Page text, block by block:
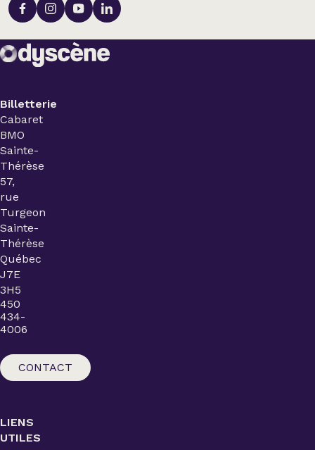
Billetterie
Cabaret
BMO
Sainte-
Thérèse
57,
rue
Turgeon
Sainte-
Thérèse
Québec
J7E
3H5
450
434-
4006
CONTACT
LIENS
UTILES